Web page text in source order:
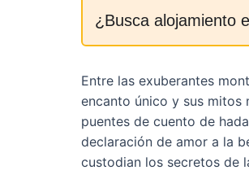
¿Busca alojamiento
Entre las exuberantes
encanto único y sus mitos
puentes de cuento de
declaración de amor a la
custodian los secretos de